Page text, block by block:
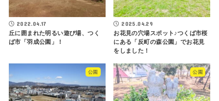
2022.04.17
丘に囲まれた明るい遊び場、つく
ば市「羽成公園」！
2025.04.29
お花見の穴場スポット♪つくば市桜
にある「反町の森公園」でお花見
をしました！
公園 公園